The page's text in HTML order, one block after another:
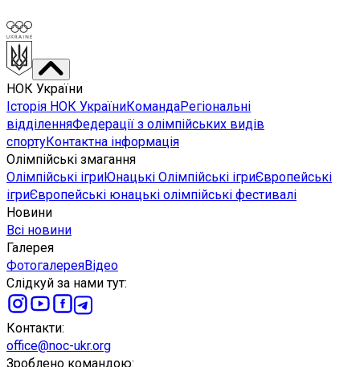
НОК України
Історія НОК УкраїниКомандаРегіональні
відділенняФедерації з олімпійських видів
спортуКонтактна інформація
Олімпійські змагання
Олімпійські ігриЮнацькі Олімпійські ігриЄвропейські
ігриЄвропейські юнацькі олімпійські фестивалі
Новини
Всі новини
Галерея
ФотогалереяВідео
Слідкуй за нами тут:
Контакти:
office@noc-ukr.org
Зроблено командою: